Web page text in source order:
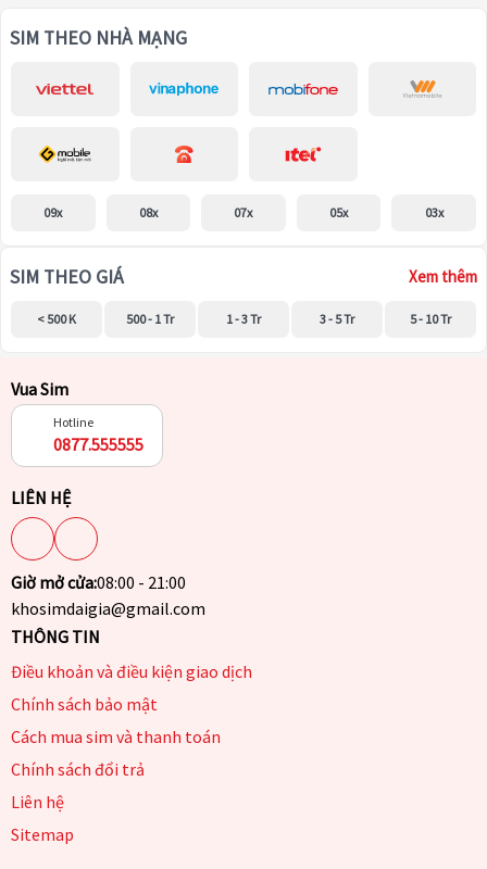
SIM THEO NHÀ MẠNG
09x 08x 07x 05x 03x
SIM THEO GIÁ Xem thêm
< 500 K 500 - 1 Tr 1 - 3 Tr 3 - 5 Tr 5 - 10 Tr
Vua Sim
Hotline
0877.555555
LIÊN HỆ
Giờ mở cửa:08:00 - 21:00
khosimdaigia@gmail.com
THÔNG TIN
Điều khoản và điều kiện giao dịch
Chính sách bảo mật
Cách mua sim và thanh toán
Chính sách đổi trả
Liên hệ
Sitemap